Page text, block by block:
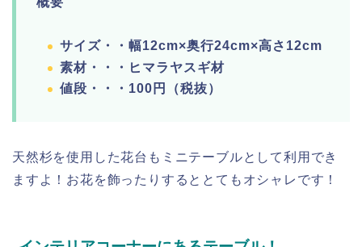
サイズ・・幅12cm×奥行24cm×高さ12cm
素材・・・ヒマラヤスギ材
値段・・・100円（税抜）
天然杉を使用した花台もミニテーブルとして利用でき
ますよ！お花を飾ったりするととてもオシャレです！